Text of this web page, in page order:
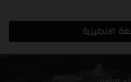
الانجليزية